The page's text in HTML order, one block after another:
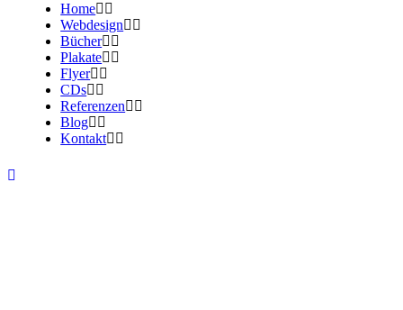
Home
Webdesign
Bücher
Plakate
Flyer
CDs
Referenzen
Blog
Kontakt